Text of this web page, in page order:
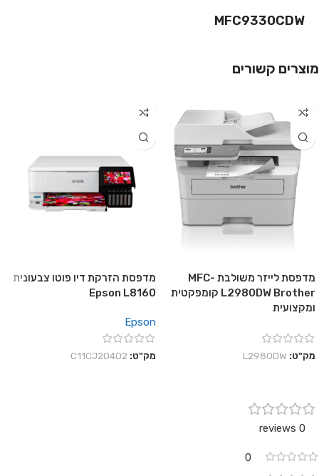
MFC9330CDW
מוצרים קשורים
מדפסת לייזר משולבת MFC-
L2980DW Brother קומפקטית
ומקצועית
מק"ט: L2980DW
מדפסת הזרקת דיו פוטו צבעונית
Epson L8160
Epson
מק"ט: C11CJ20402
0 reviews
0